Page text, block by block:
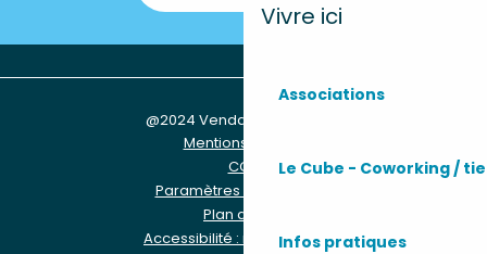
Vivre ici
Associations
Le Cube - Coworking /
Infos pratiques
@2024 Vendays-Montalivet
Mentions légales
CGU
Paramètres des Cookies
Plan du site
Accessibilité : non conforme